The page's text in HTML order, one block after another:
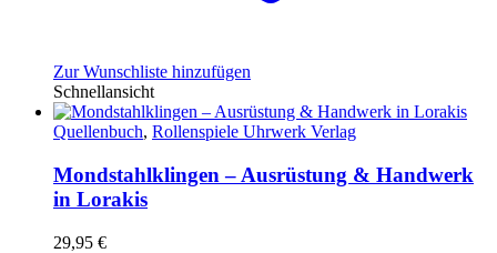
Zur Wunschliste hinzufügen
Schnellansicht
Quellenbuch, Rollenspiele Uhrwerk Verlag
Mondstahlklingen – Ausrüstung & Handwerk
in Lorakis
29,95 €